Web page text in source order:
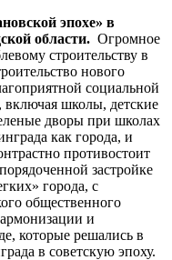
эпохе» в
области. Огромное
строительству в
нового
социальной
школы, детские
дворы при школах
как города, и
противостоит
застройке
города, с
общественного
и
которые решались в
в советскую эпоху.